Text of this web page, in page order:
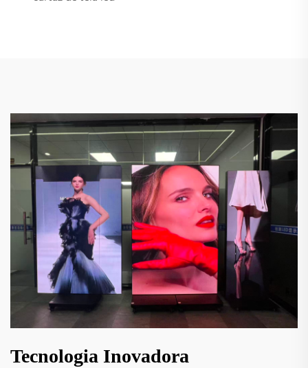
Tecnologia Inovadora